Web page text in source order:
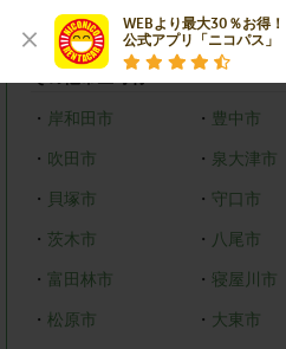
WEBより最大30％お得！
公式アプリ「ニコパス」
美原区
・ 岸和田市 ・ 豊中市
・ 吹田市 ・ 泉大津市
・ 貝塚市 ・ 守口市
・ 茨木市 ・ 八尾市
・ 富田林市 ・ 寝屋川市
・ 松原市 ・ 大東市